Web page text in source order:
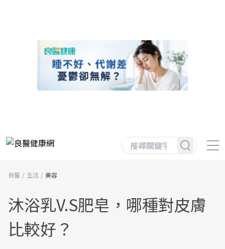
良醫 生活 美容
沐浴乳V.S肥皂，哪種對皮膚
比較好？